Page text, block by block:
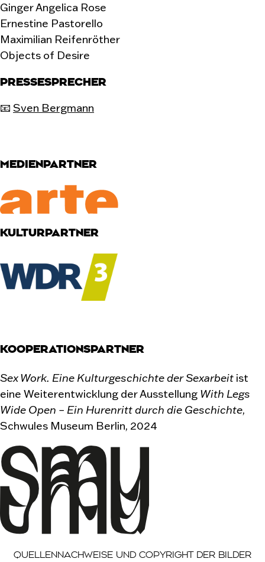
Ginger Angelica Rose
Ernestine Pastorello
Maximilian Reifenröther
Objects of Desire
PRESSESPRECHER
📧 Sven Bergmann
MEDIENPARTNER
KULTURPARTNER
KOOPERATIONSPARTNER
Sex Work. Eine Kulturgeschichte der Sexarbeit ist
eine Weiterentwicklung der Ausstellung With Legs
Wide Open – Ein Hurenritt durch die Geschichte,
Schwules Museum Berlin, 2024
Der Quellennachweis ist eine Liste mit Einträgen,
QUELLENNACHWEISE UND COPYRIGHT DER BILDER